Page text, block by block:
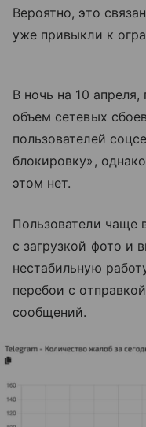
Вероятно, это
уже привыкли к
В ночь на 10
объем сетевых сбоев
пользователей
блокировку»,
этом нет.
Пользователи чаще
с загрузкой фото и
нестабильную
перебои с
сообщений.